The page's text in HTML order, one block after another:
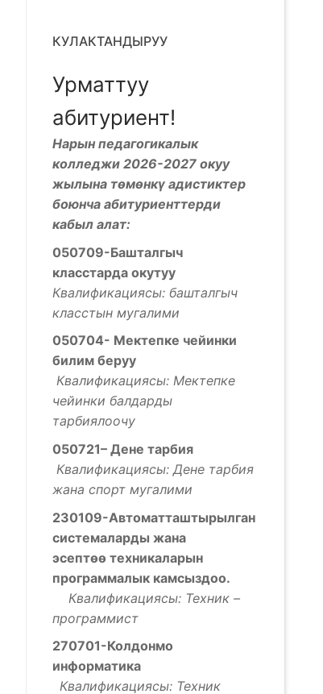
КУЛАКТАНДЫРУУ
Урматтуу
абитуриент!
Нарын педагогикалык
колледжи 2026-2027 окуу
жылына төмөнкү адистиктер
боюнча абитуриенттерди
кабыл алат:
050709-Башталгыч
класстарда окутуу
Квалификациясы: башталгыч
класстын мугалими
050704- Мектепке чейинки
билим беруу
Квалификациясы: Мектепке
чейинки балдарды
тарбиялоочу
050721– Дене тарбия
Квалификациясы: Дене тарбия
жана спорт мугалими
230109-Автоматташтырылган
системаларды жана
эсептѳѳ техникаларын
программалык камсыздоо.
Квалификациясы: Техник –
программист
270701-Колдонмо
информатика
Квалификациясы: Техник